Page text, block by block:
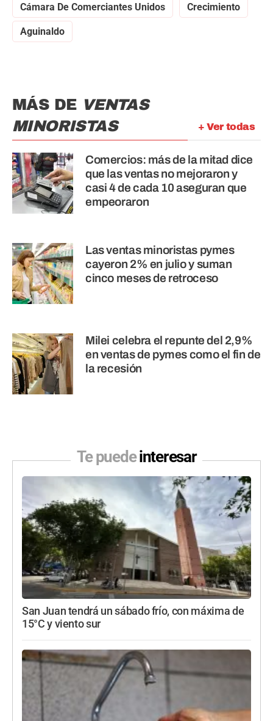
Cámara De Comerciantes Unidos Crecimiento
Aguinaldo
+ Ver todas
MÁS DE VENTAS
MINORISTAS
Comercios: más de la mitad dice
que las ventas no mejoraron y
casi 4 de cada 10 aseguran que
empeoraron
Las ventas minoristas pymes
cayeron 2% en julio y suman
cinco meses de retroceso
Milei celebra el repunte del 2,9%
en ventas de pymes como el fin de
la recesión
Te puedeinteresar
San Juan tendrá un sábado frío, con máxima de
15°C y viento sur